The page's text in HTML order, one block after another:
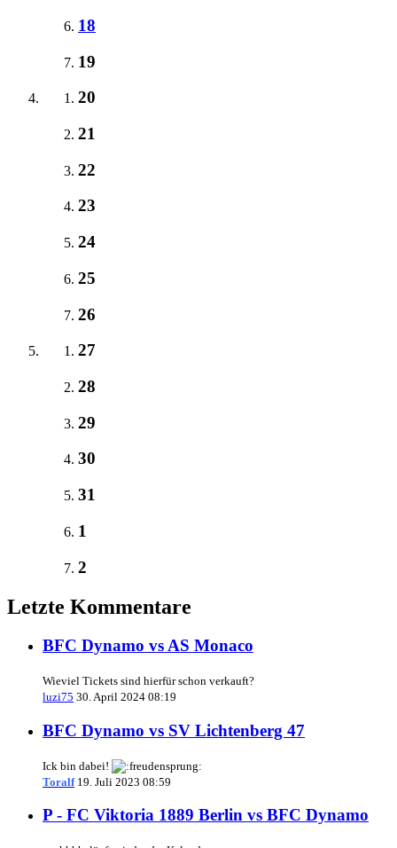
18
19
20
21
22
23
24
25
26
27
28
29
30
31
1
2
Letzte Kommentare
BFC Dynamo vs AS Monaco
Wieviel Tickets sind hierfür schon verkauft?
luzi75 30. April 2024 08:19
BFC Dynamo vs SV Lichtenberg 47
Ick bin dabei!
Toralf 19. Juli 2023 08:59
P - FC Viktoria 1889 Berlin vs BFC Dynamo